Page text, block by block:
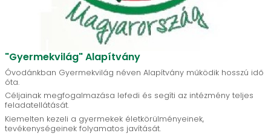
"Gyermekvilág" Alapítvány
Óvodánkban Gyermekvilág néven Alapítvány működik hosszú idő
óta.
Céljainak megfogalmazása lefedi és segíti az intézmény teljes
feladatellátását.
Kiemelten kezeli a gyermekek életkörülményeinek,
tevékenységeinek folyamatos javítását.